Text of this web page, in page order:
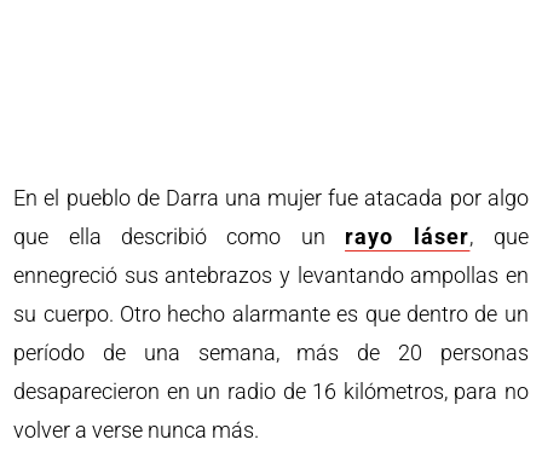
En el pueblo de Darra una mujer fue atacada por algo
que ella describió como un rayo láser, que
ennegreció sus antebrazos y levantando ampollas en
su cuerpo. Otro hecho alarmante es que dentro de un
período de una semana, más de 20 personas
desaparecieron en un radio de 16 kilómetros, para no
volver a verse nunca más.